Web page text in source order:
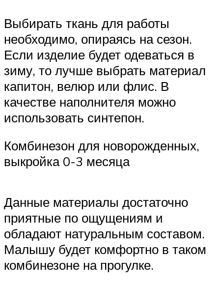
Выбирать ткань для работы
необходимо, опираясь на сезон.
Если изделие будет одеваться в
зиму, то лучше выбрать материал
капитон, велюр или флис. В
качестве наполнителя можно
использовать синтепон.
Комбинезон для новорожденных,
выкройка 0-3 месяца
Данные материалы достаточно
приятные по ощущениям и
обладают натуральным составом.
Малышу будет комфортно в таком
комбинезоне на прогулке.